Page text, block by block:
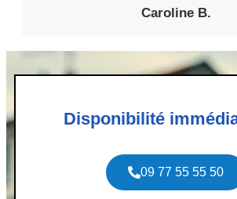
Caroline B.
Disponibilité
09 77 55 55 50